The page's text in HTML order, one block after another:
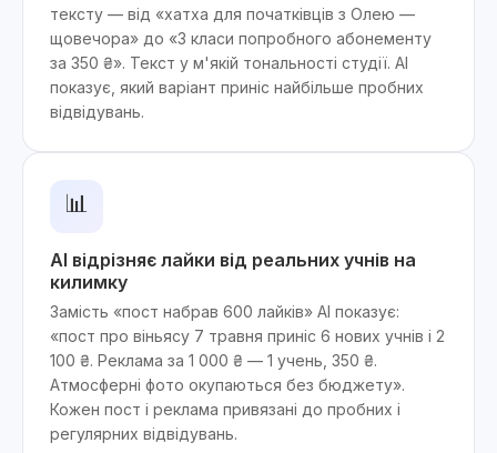
тексту — від «хатха для початківців з Олею —
щовечора» до «3 класи попробного абонементу
за 350 ₴». Текст у м'якій тональності студії. AI
показує, який варіант приніс найбільше пробних
відвідувань.
📊
AI відрізняє лайки від реальних учнів на
килимку
Замість «пост набрав 600 лайків» AI показує:
«пост про віньясу 7 травня приніс 6 нових учнів і 2
100 ₴. Реклама за 1 000 ₴ — 1 учень, 350 ₴.
Атмосферні фото окупаються без бюджету».
Кожен пост і реклама привязані до пробних і
регулярних відвідувань.